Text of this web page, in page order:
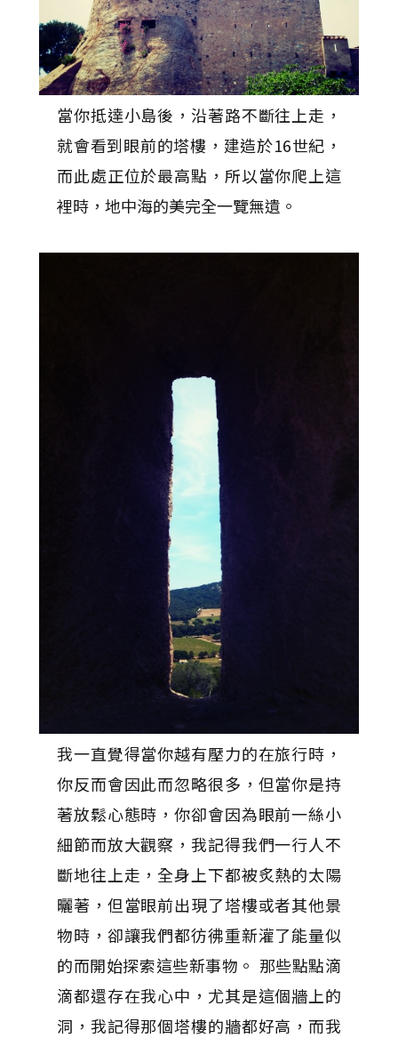
當你抵達小島後，沿著路不斷往上走，
就會看到眼前的塔樓，建造於16世紀，
而此處正位於最高點，所以當你爬上這
裡時，地中海的美完全一覽無遺。
我一直覺得當你越有壓力的在旅行時，
你反而會因此而忽略很多，但當你是持
著放鬆心態時，你卻會因為眼前一絲小
細節而放大觀察，我記得我們一行人不
斷地往上走，全身上下都被炙熱的太陽
曬著，但當眼前出現了塔樓或者其他景
物時，卻讓我們都彷彿重新灌了能量似
的而開始探索這些新事物。 那些點點滴
滴都還存在我心中，尤其是這個牆上的
洞，我記得那個塔樓的牆都好高，而我